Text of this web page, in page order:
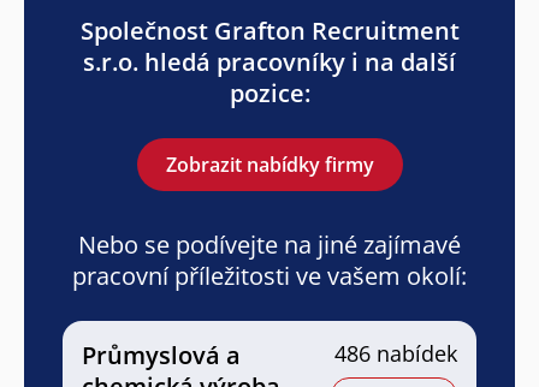
Společnost Grafton Recruitment
s.r.o. hledá pracovníky i na další
pozice:
Zobrazit nabídky firmy
Nebo se podívejte na jiné zajímavé
pracovní příležitosti ve vašem okolí:
Průmyslová a
486 nabídek